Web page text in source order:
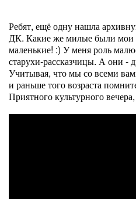
Ребят, ещё одну нашла
ДК. Какие же милые были мои
маленькие! :) У меня роль
старухи-рассказчицы. А они -
Учитывая, что мы со всеми
и раньше того возраста
Приятного культурного вечера,